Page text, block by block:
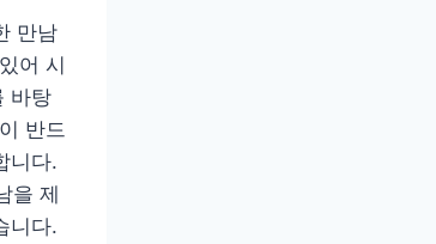
만남
어 시
바탕
반드
니다.
을 제
니다.